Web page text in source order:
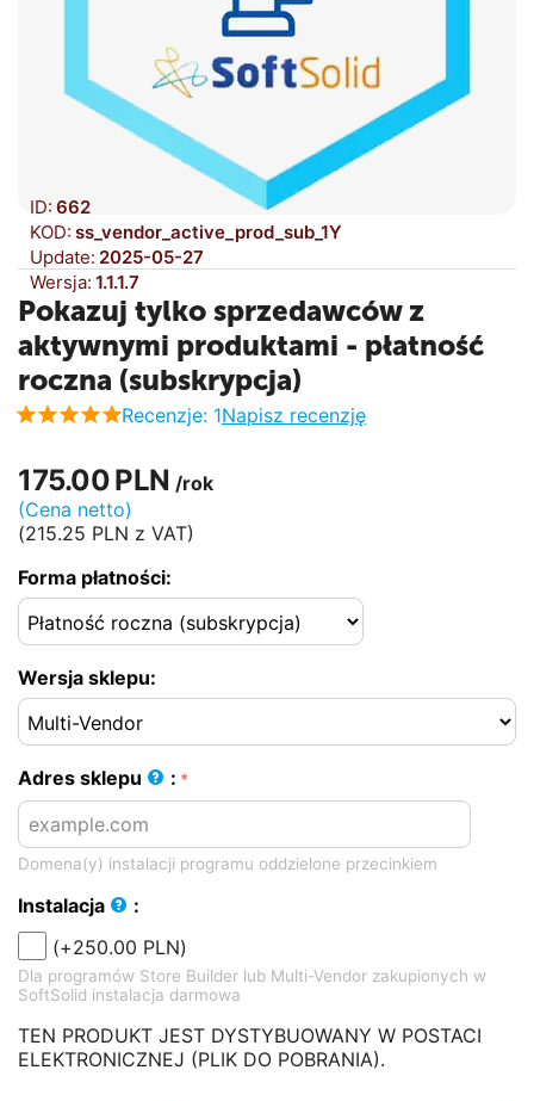
ID: 662
KOD: ss_vendor_active_prod_sub_1Y
Update: 2025-05-27
Wersja: 1.1.1.7
Pokazuj tylko sprzedawców z
aktywnymi produktami - płatność
roczna (subskrypcja)
Recenzje: 1Napisz recenzję
175.00PLN /rok
(Cena netto)
(215.25 PLN z VAT)
Forma płatności:
Wersja sklepu:
Adres sklepu :
Domena(y) instalacji programu oddzielone przecinkiem
Instalacja
:
(+250.00 PLN)
Dla programów Store Builder lub Multi-Vendor zakupionych w
SoftSolid instalacja darmowa
TEN PRODUKT JEST DYSTYBUOWANY W POSTACI
ELEKTRONICZNEJ (PLIK DO POBRANIA).